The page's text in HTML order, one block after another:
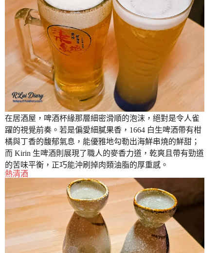
在居酒屋，啤酒杯緣那層細密滑順的泡沫，絕對是令人雀
躍的視覺前奏。若是偏愛細膩果香，1664 白生啤酒帶有柑
橘與丁香的馥郁氣息，能優雅地勾勒出海鮮串燒的鮮甜；
而 Kirin 生啤酒則展現了職人的麥香力道，乾爽且帶有勁道
的苦味平衡，正巧能沖刷掉肉類油脂的厚重感。
熱清酒